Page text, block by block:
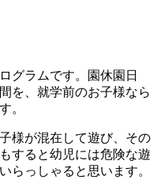
グラムです。園休園日
を、就学前のお子様なら
。
様が混在して遊び、その
すると幼児には危険な遊
らっしゃると思います。